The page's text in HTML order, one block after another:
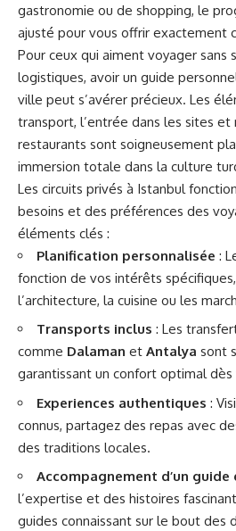
gastronomie ou de shopping, le
ajusté pour vous offrir exactement
Pour ceux qui aiment voyager sans
logistiques, avoir un guide
ville peut s’avérer précieux. Les
transport, l’entrée dans les sites et
restaurants sont soigneusement
immersion totale dans la culture
Les circuits privés à Istanbul
besoins et des préférences des
éléments clés :
Planification personnalisée :
fonction de vos intérêts
l’architecture, la cuisine ou les
Transports inclus : Les
comme Dalaman et Antalya sont
garantissant un confort optimal
Experiences authentiques :
connus, partagez des repas avec
des traditions locales.
Accompagnement d’un guide
l’expertise et des histoires
guides connaissant sur le bout des